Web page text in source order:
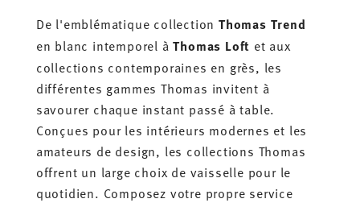
De l'emblématique collection Thomas Trend
en blanc intemporel àThomas Loft et aux
collections contemporaines en grès, les
différentes gammes Thomas invitent à
savourer chaque instant passé à table.
Conçues pour les intérieurs modernes et les
amateurs de design, les collections Thomas
offrent un large choix de vaisselle pour le
quotidien. Composez votre propre service